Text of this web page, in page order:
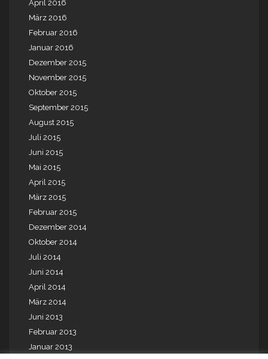
April 2016
März 2016
Februar 2016
Januar 2016
Dezember 2015
November 2015
Oktober 2015
September 2015
August 2015
Juli 2015
Juni 2015
Mai 2015
April 2015
März 2015
Februar 2015
Dezember 2014
Oktober 2014
Juli 2014
Juni 2014
April 2014
März 2014
Juni 2013
Februar 2013
Januar 2013